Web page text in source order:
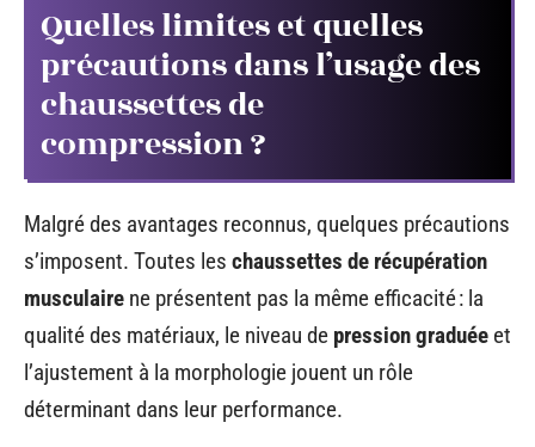
Quelles limites et quelles
précautions dans l’usage des
chaussettes de
compression ?
Malgré des avantages reconnus, quelques précautions
s’imposent. Toutes les chaussettes de récupération
musculaire ne présentent pas la même efficacité : la
qualité des matériaux, le niveau de pression graduée et
l’ajustement à la morphologie jouent un rôle
déterminant dans leur performance.